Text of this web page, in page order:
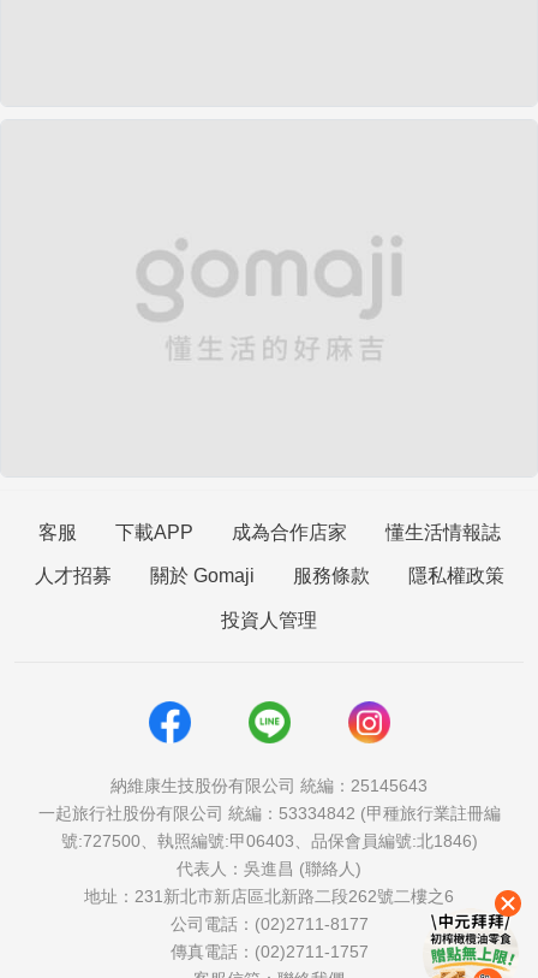
客服 下載APP 成為合作店家 懂生活情報誌
人才招募 關於 Gomaji 服務條款 隱私權政策
投資人管理
納維康生技股份有限公司 統編：25145643
一起旅行社股份有限公司 統編：53334842 (甲種旅行業註冊編
號:727500、執照編號:甲06403、品保會員編號:北1846)
代表人：吳進昌 (聯絡人)
地址：231新北市新店區北新路二段262號二樓之6
公司電話：(02)2711-8177
傳真電話：(02)2711-1757